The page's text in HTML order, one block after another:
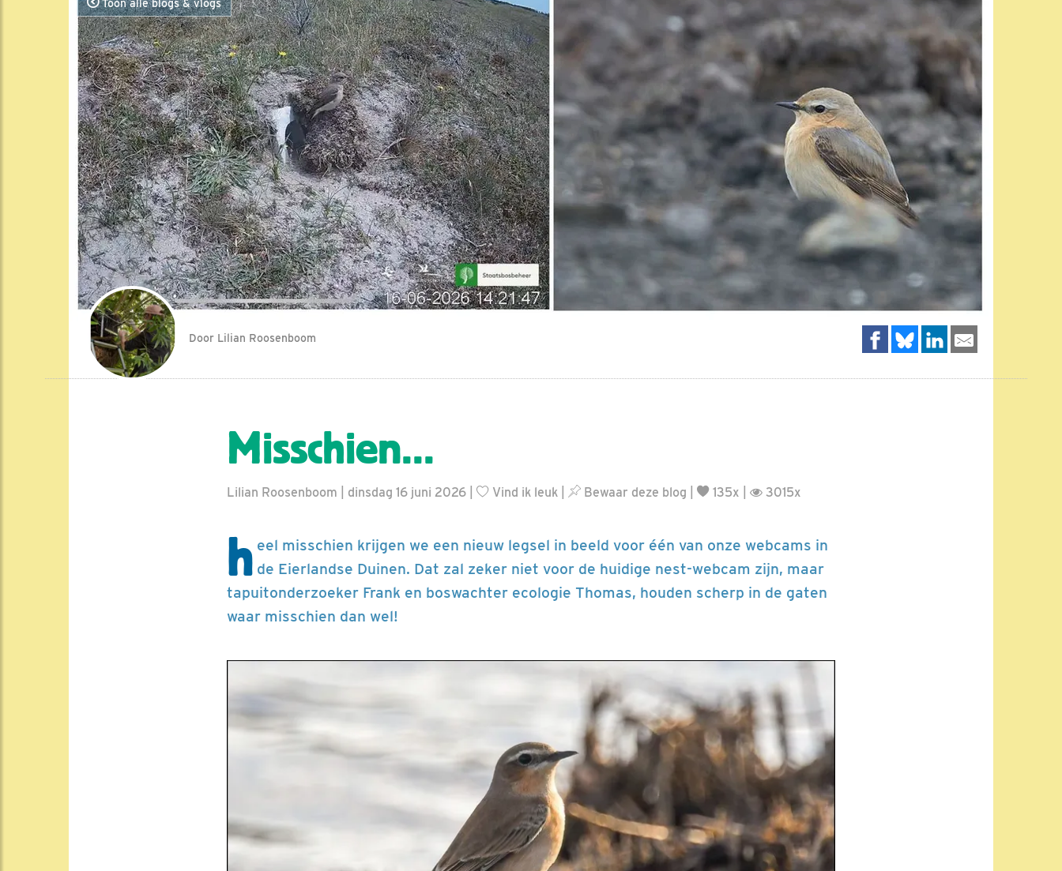
Toon alle blogs & vlogs
Door Lilian Roosenboom
Misschien...
Lilian Roosenboom | dinsdag 16 juni 2026 | Vind ik leuk Bewaar deze blog 135x | 3015x
h eel misschien krijgen we een nieuw legsel in beeld voor één van onze webcams in
de Eierlandse Duinen. Dat zal zeker niet voor de huidige nest-webcam zijn, maar
tapuitonderzoeker Frank en boswachter ecologie Thomas, houden scherp in de gaten
waar misschien dan wel!